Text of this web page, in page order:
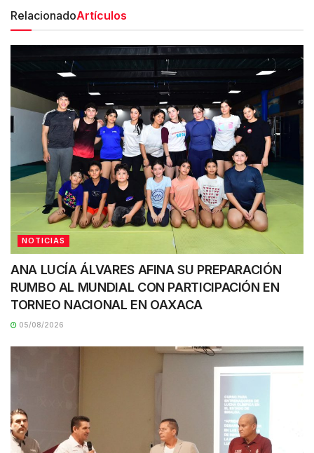
RelacionadoArtículos
NOTICIAS
ANA LUCÍA ÁLVARES AFINA SU PREPARACIÓN
RUMBO AL MUNDIAL CON PARTICIPACIÓN EN
TORNEO NACIONAL EN OAXACA
05/08/2026